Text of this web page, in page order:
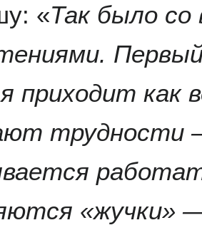
«Так было
приходит как
трудности
«жучки»